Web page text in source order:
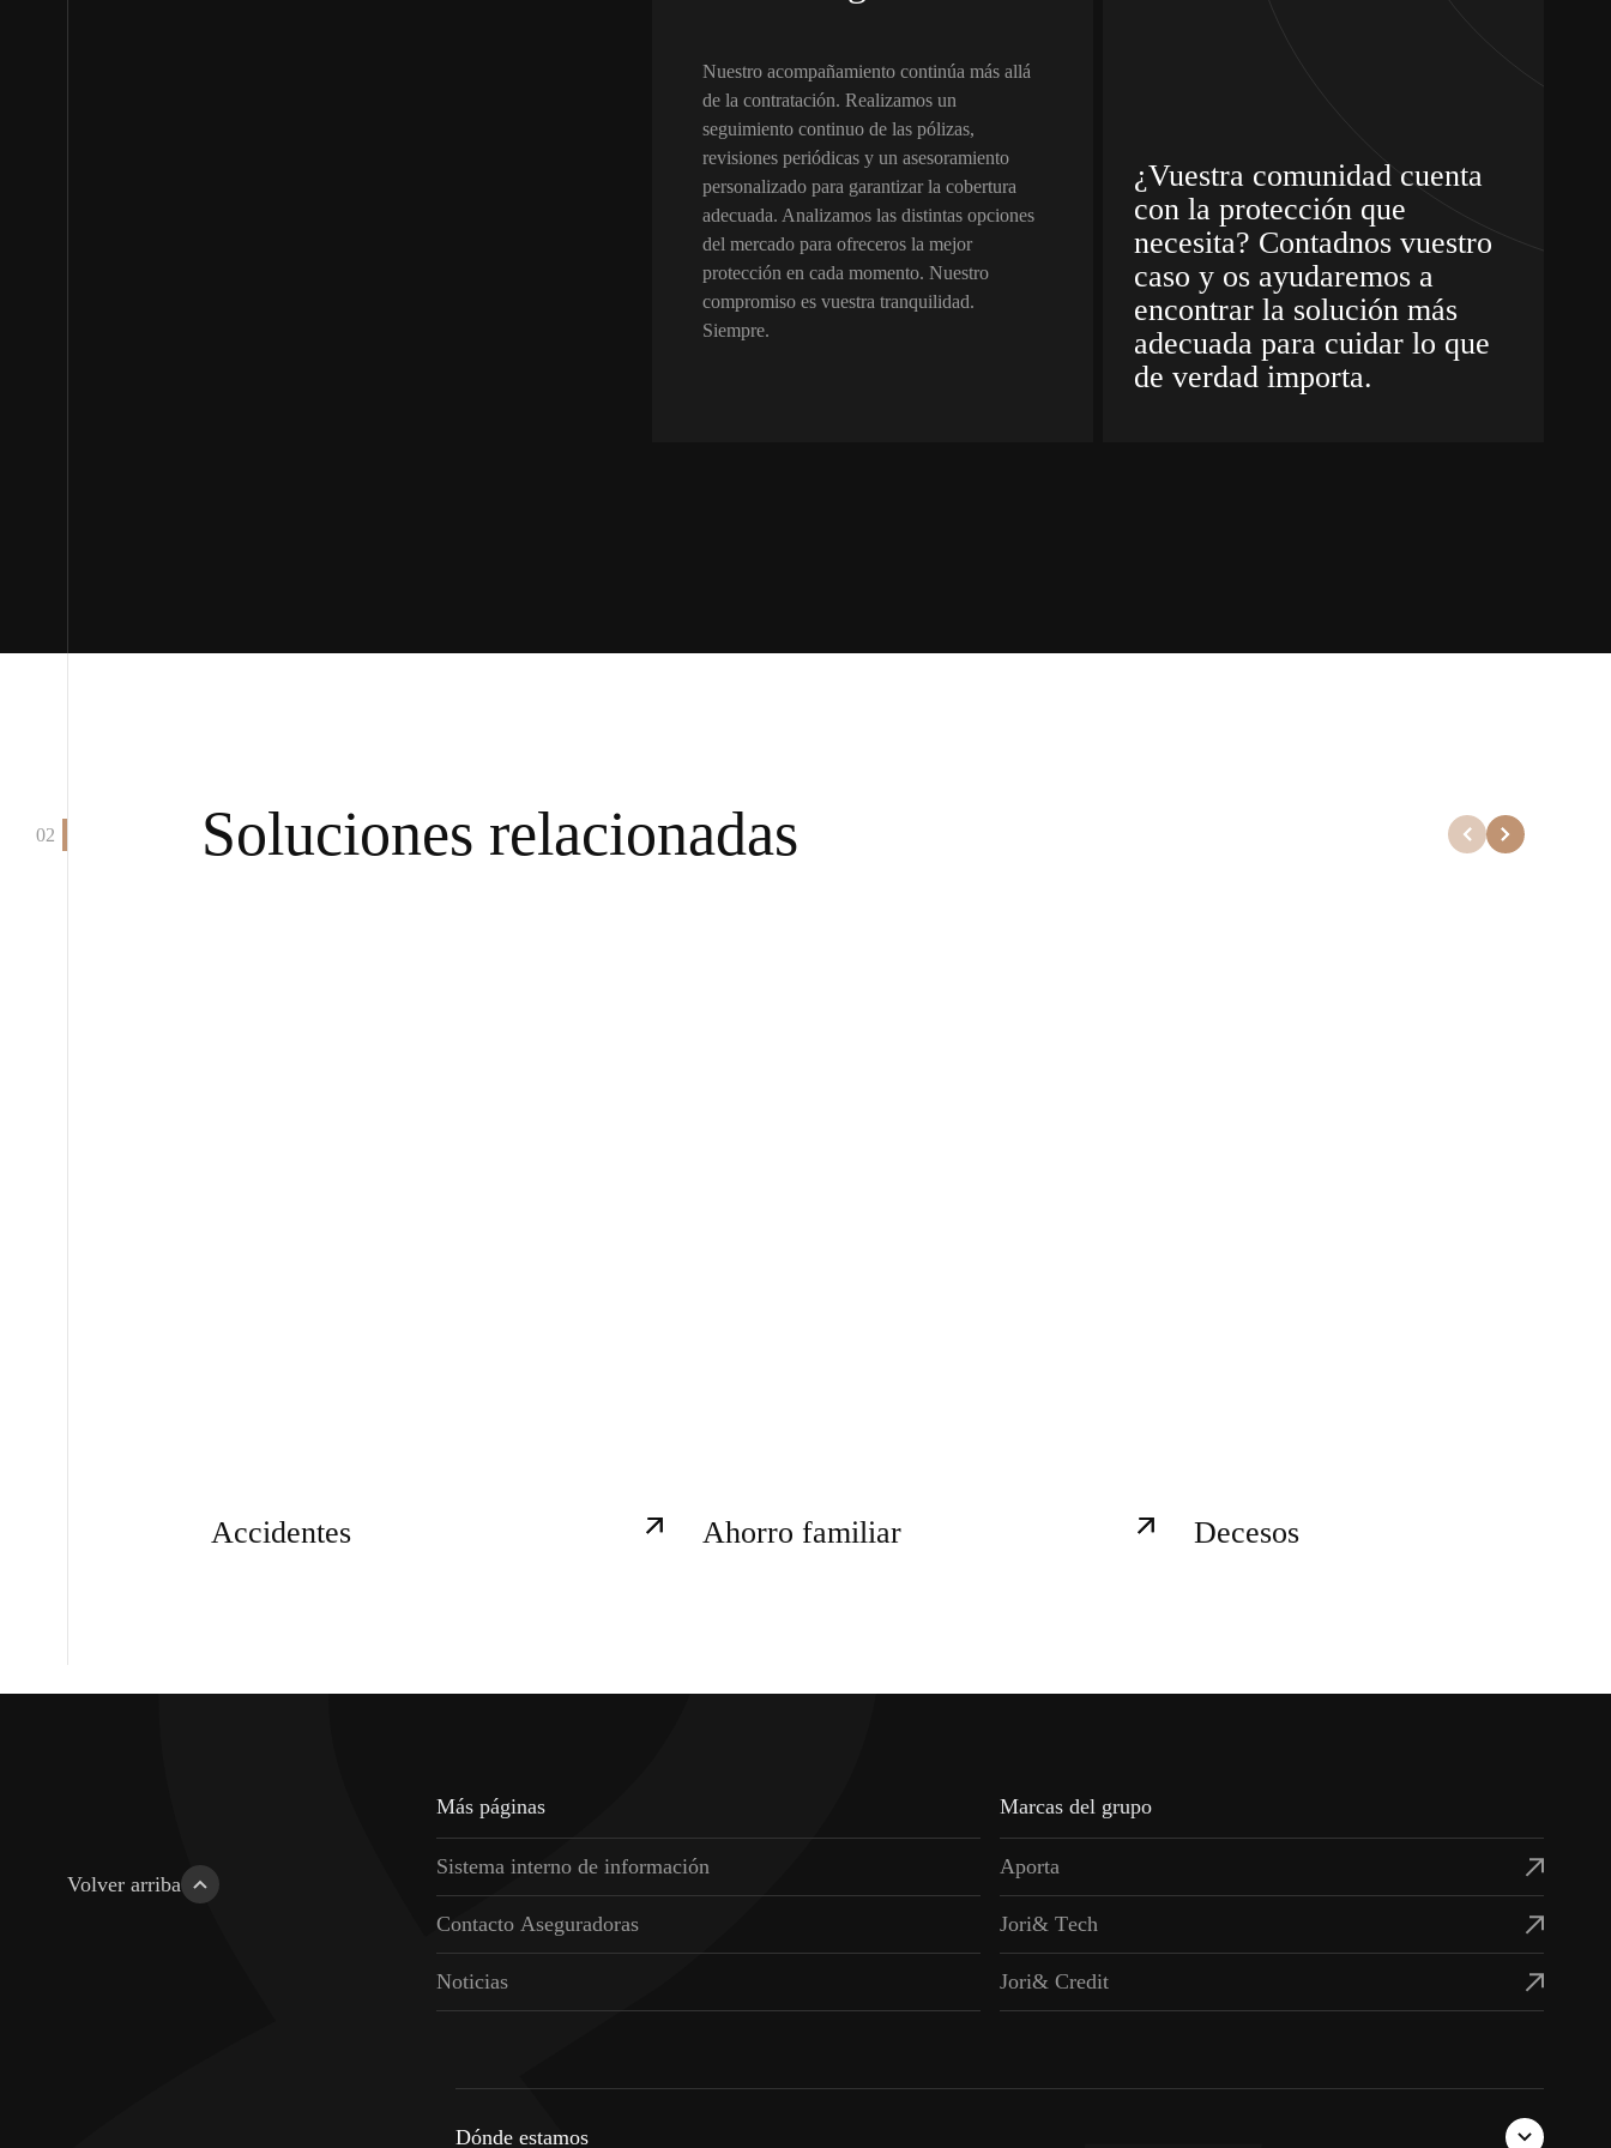
Nuestro acompañamiento continúa más allá
de la contratación. Realizamos un
seguimiento continuo de las pólizas,
revisiones periódicas y un asesoramiento
personalizado para garantizar la cobertura
adecuada. Analizamos las distintas opciones
del mercado para ofreceros la mejor
protección en cada momento. Nuestro
compromiso es vuestra tranquilidad.
Siempre.
¿Vuestra comunidad cuenta
con la protección que
necesita? Contadnos vuestro
caso y os ayudaremos a
encontrar la solución más
adecuada para cuidar lo que
de verdad importa.
02 Soluciones relacionadas
Accidentes Ahorro familiar Decesos
H mos
Volver arriba
Más páginas
Sistema interno de información
Contacto Aseguradoras
Noticias
Marcas del grupo
Aporta
Jori& Tech
Jori& Credit
Dónde estamos